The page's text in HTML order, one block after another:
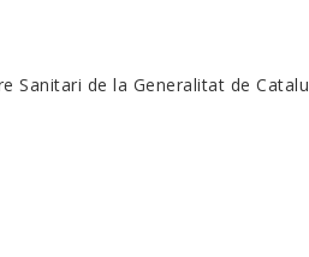
Sanitari de la Generalitat de